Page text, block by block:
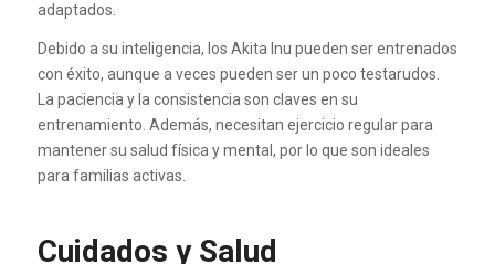
adaptados.
Debido a su inteligencia, los Akita Inu pueden ser entrenados
con éxito, aunque a veces pueden ser un poco testarudos.
La paciencia y la consistencia son claves en su
entrenamiento. Además, necesitan ejercicio regular para
mantener su salud física y mental, por lo que son ideales
para familias activas.
Cuidados y Salud